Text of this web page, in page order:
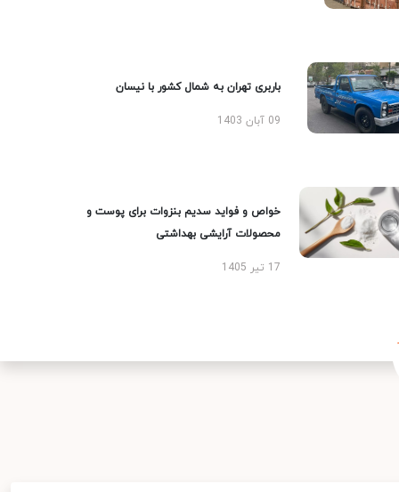
باربری تهران به شمال کشور با نیسان
09 آبان 1403
خواص و فواید سدیم بنزوات برای پوست و
محصولات آرایشی بهداشتی
17 تیر 1405